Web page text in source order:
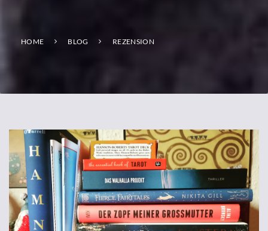
HOME BLOG REZENSION